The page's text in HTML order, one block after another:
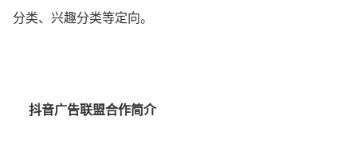
分类、兴趣分类等定向。
抖音广告联盟合作简介